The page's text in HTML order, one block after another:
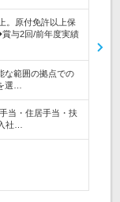
。原付免許以上保
与2回/前年度実績
な範囲の拠点での
選…
当・住居手当・扶
社…